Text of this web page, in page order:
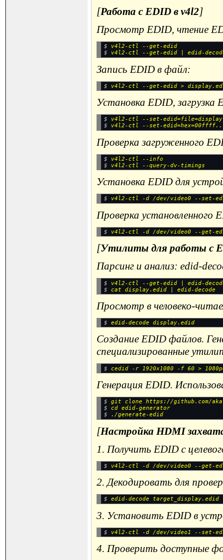
[Работа с EDID в v4l2]
Просмотр EDID, чтение
$ v4l2-ctl --get-edid
$
Запись EDID в файл:
$
Установка EDID, загрузка
$ v4l2-ctl --set-
$
Проверка загруженного
$ v4l2-ctl --info
$
Установка EDID для
$
Проверка установленного
$
[Утилиты для работы с
Парсинг и анализ: edid-
$ v4l2-ctl --get-edid | edid-
$
Просмотр в человеко-
$
Создание EDID файлов.
специализированные
$
Генерация EDID.
$ git clone https://github.com/
$ cd edid-generator
$
[Настройка HDMI
1. Получить EDID с
$
2. Декодировать для
$
3. Установить EDID в
$
4. Проверить доступные